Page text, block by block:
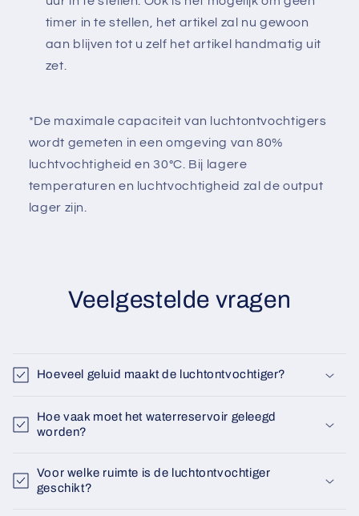
timer in te stellen, het artikel zal nu gewoon
aan blijven tot u zelf het artikel handmatig uit
zet.
*De maximale capaciteit van luchtontvochtigers
wordt gemeten in een omgeving van 80%
luchtvochtigheid en 30°C. Bij lagere
temperaturen en luchtvochtigheid zal de output
lager zijn.
Veelgestelde vragen
Hoeveel geluid maakt de luchtontvochtiger?
Hoe vaak moet het waterreservoir geleegd
worden?
Voor welke ruimte is de luchtontvochtiger
geschikt?